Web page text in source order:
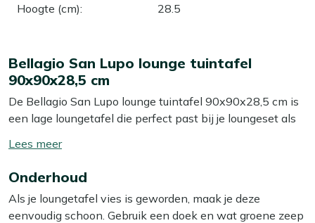
Hoogte (cm): 28.5
Bellagio San Lupo lounge tuintafel
90x90x28,5 cm
De Bellagio San Lupo lounge tuintafel 90x90x28,5 cm is
een lage loungetafel die perfect past bij je loungeset als
vierkante blad van 90x90 cm geeft genoeg ruimte voor
tafel je hele terras inneemt. Het onderstel is van
aluminium in een zwarte kleur: licht van gewicht, roest
niet en is makkelijk te verplaatsen als je je terras eens
Toon/verberg
meer
Onderhoud
Als je loungetafel vies is geworden, maak je deze
eenvoudig schoon. Gebruik een doek en wat groene zeep